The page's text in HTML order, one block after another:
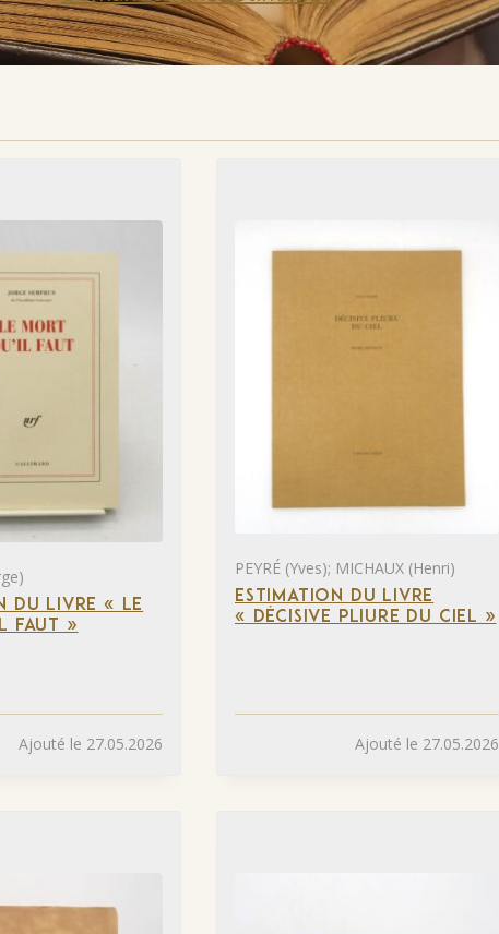
DU LIVRE « LE
FAUT »
Ajouté le 27.05.2026
PEYRÉ (Yves); MICHAUX (Henri)
ESTIMATION DU LIVRE
« DÉCISIVE PLIURE DU CIEL »
Ajouté le 27.05.2026